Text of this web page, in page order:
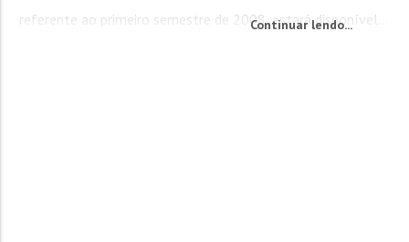
referente ao primeiro semestre de 2008, estará disponível...
Continuar lendo...